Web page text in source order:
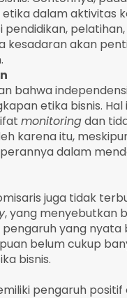
dalam aktivitas
kesadaran akan
bahwa
etika bisnis.
monitoringdan
karena itu,
dalam
juga tidak
, yang menyebutkan
yang nyata
belum cukup
bisnis.
pengaruh